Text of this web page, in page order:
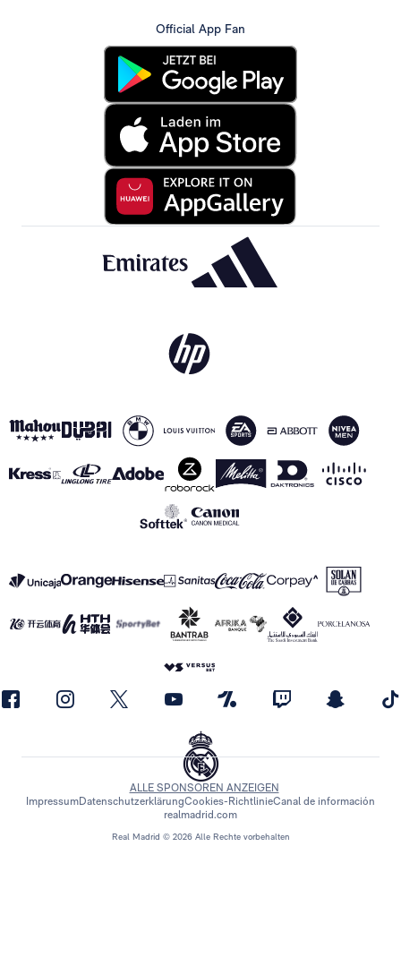
Official App Fan
Real Madrid © 2026 Alle Rechte vorbehalten
ALLE SPONSOREN ANZEIGEN
ImpressumDatenschutzerklärungCookies-RichtlinieCanal de información
realmadrid.com